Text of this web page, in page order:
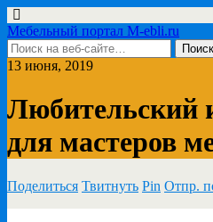
Мебельный портал M-ebli.ru
13 июня, 2019
Любительский
для мастеров
Поделиться Твитнуть Pin Отпр.